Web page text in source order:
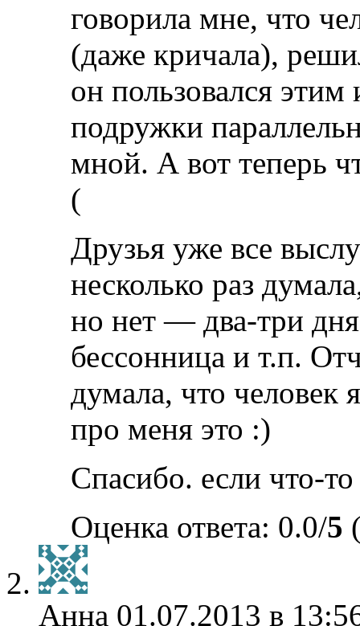
говорила мне, что
(даже кричала),
он пользовался
подружки
мной. А вот теперь
(
Друзья уже все
несколько раз
но нет — два-три
бессонница и т.п.
думала, что
про меня это :)
Спасибо. если что-
Оценка ответа: 0.0/5
Анна 01.07.2013 в